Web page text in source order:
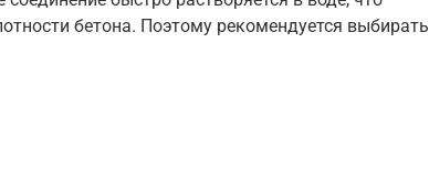
бетона. Поэтому рекомендуется выбирать